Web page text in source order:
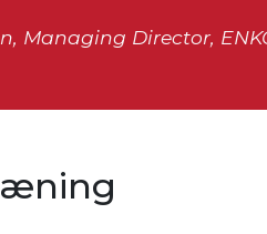
Managing Director,